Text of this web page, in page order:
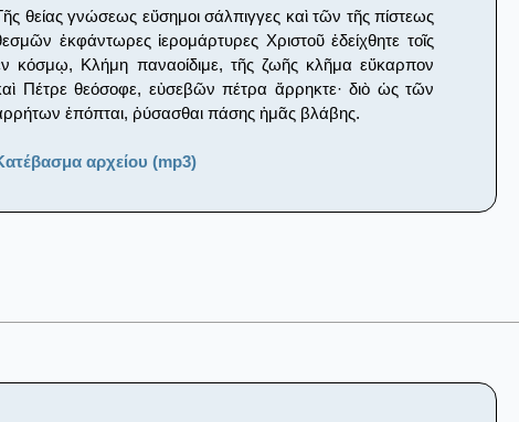
θείας γνώσεως εὔσημοι σάλπιγγες καὶ τῶν τῆς πίστεως
ἐκφάντωρες ἱερομάρτυρες Χριστοῦ ἐδείχθητε τοῖς
κόσμῳ, Κλήμη παναοίδιμε, τῆς ζωῆς κλῆμα εὔκαρπον
Πέτρε θεόσοφε, εὐσεβῶν πέτρα ἄρρηκτε· διὸ ὡς τῶν
ἐπόπται, ῥύσασθαι πάσης ἡμᾶς βλάβης.
αρχείου (mp3)